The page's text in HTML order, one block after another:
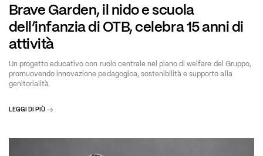
Brave Garden, il nido e scuola
dell’infanzia di OTB, celebra 15 anni di
attività
Un progetto educativo con ruolo centrale nel piano di welfare del Gruppo,
promuovendo innovazione pedagogica, sostenibilità e supporto alla
genitorialità
LEGGI DI PIÙ